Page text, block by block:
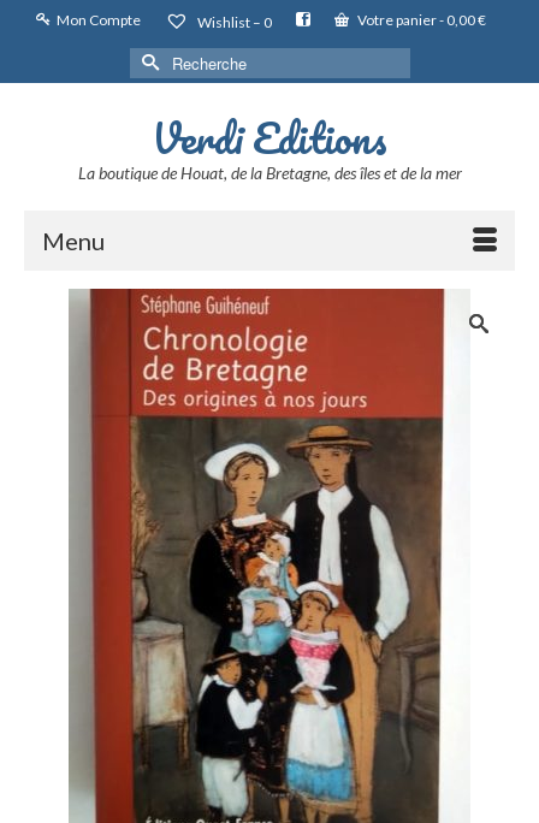
Mon Compte Wishlist – 0 Votre panier- 0,00€
Rechercher :
Verdi Editions
La boutique de Houat, de la Bretagne, des îles et de la mer
Menu